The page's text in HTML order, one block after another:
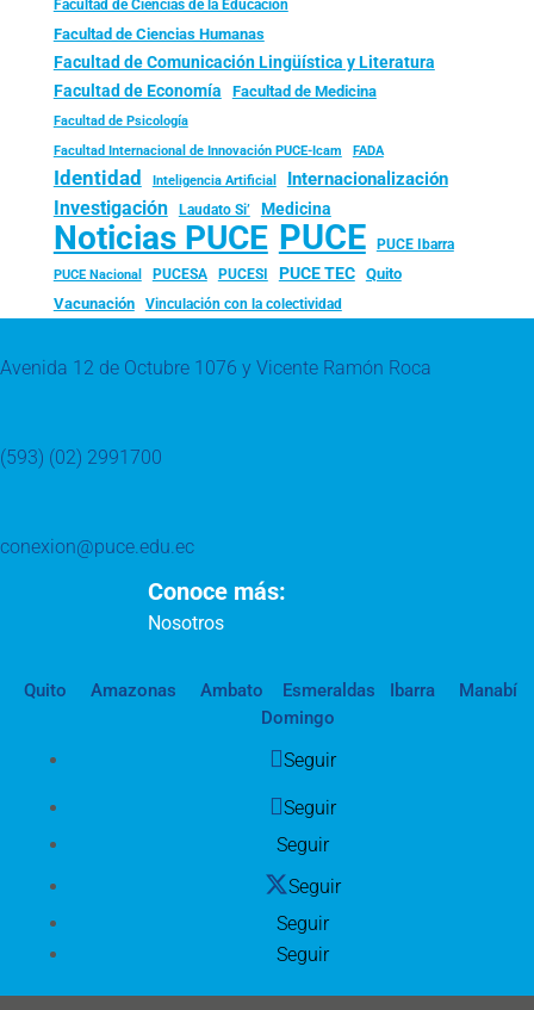
Facultad de Ciencias de la Educación
Facultad de Ciencias Humanas
Facultad de Comunicación Lingüística y Literatura
Facultad de Economía Facultad de Medicina
Facultad de Psicología
Facultad Internacional de Innovación PUCE-Icam FADA
Identidad Inteligencia Artificial Internacionalización
Investigación Laudato Si’ Medicina
Noticias PUCE PUCE PUCE Ibarra
PUCE Nacional PUCESA PUCESI PUCE TEC
Quito
Vacunación
Vinculación con la colectividad
Avenida 12 de Octubre 1076 y Vicente Ramón Roca
(593) (02) 2991700
conexion@puce.edu.ec
Conoce más:
Nosotros
Quito Amazonas Ambato Esmeraldas Ibarra
Manabí
Domingo
Seguir
Seguir
Seguir
Seguir
Seguir
Seguir